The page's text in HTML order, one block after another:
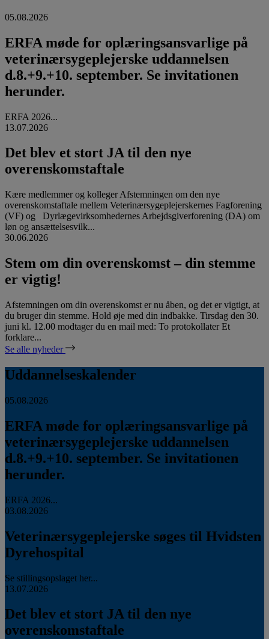
05.08.2026
ERFA møde for oplæringsansvarlige på
veterinærsygeplejerske uddannelsen
d.8.+9.+10. september. Se invitationen
herunder.
ERFA 2026...
13.07.2026
Det blev et stort JA til den nye
overenskomstaftale
Kære medlemmer og kolleger Afstemningen om den nye
overenskomstaftale mellem Veterinærsygeplejerskernes Fagforening
(VF) og Dyrlægevirksomhedernes Arbejdsgiverforening (DA) om
løn og ansættelsesvilk...
30.06.2026
Stem om din overenskomst – din stemme
er vigtig!
Afstemningen om din overenskomst er nu åben, og det er vigtigt, at
du bruger din stemme. Hold øje med din indbakke. Tirsdag den 30.
juni kl. 12.00 modtager du en mail med: To protokollater Et
forklare...
Se alle nyheder
Uddannelseskalender
05.08.2026
ERFA møde for oplæringsansvarlige på
veterinærsygeplejerske uddannelsen
d.8.+9.+10. september. Se invitationen
herunder.
ERFA 2026...
03.08.2026
Veterinærsygeplejerske søges til Hvidsten
Dyrehospital
Se stillingsopslaget her...
13.07.2026
Det blev et stort JA til den nye
overenskomstaftale